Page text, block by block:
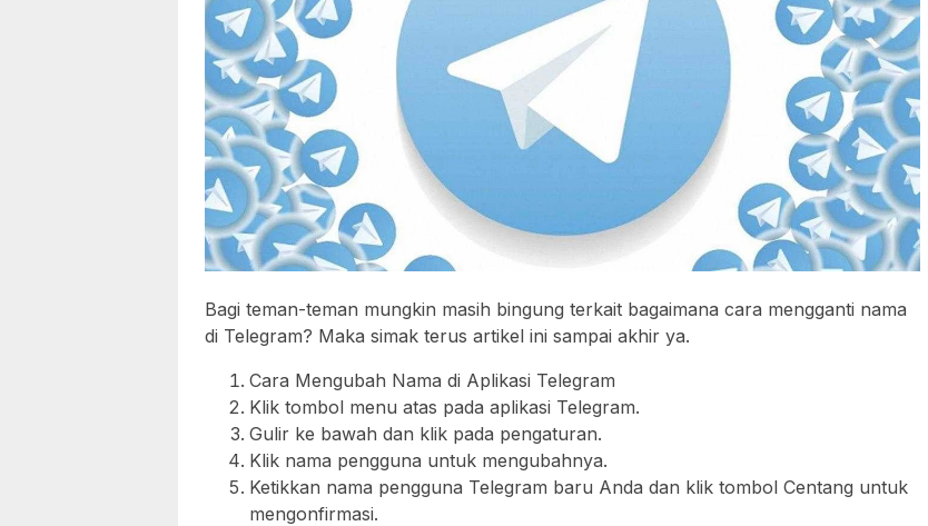
Bagi teman-teman mungkin masih bingung terkait bagaimana cara mengganti nama
di Telegram? Maka simak terus artikel ini sampai akhir ya.
Cara Mengubah Nama di Aplikasi Telegram
Klik tombol menu atas pada aplikasi Telegram.
Gulir ke bawah dan klik pada pengaturan.
Klik nama pengguna untuk mengubahnya.
Ketikkan nama pengguna Telegram baru Anda dan klik tombol Centang untuk
mengonfirmasi.